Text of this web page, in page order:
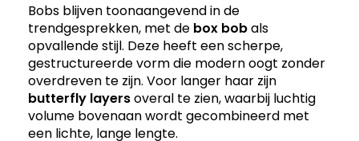
Bobs blijven toonaangevend in de
trendgesprekken, met de box bobals
opvallende stijl. Deze heeft een scherpe,
gestructureerde vorm die modern oogt zonder
overdreven te zijn. Voor langer haar zijn
butterfly layersoveral te zien, waarbij luchtig
volume bovenaan wordt gecombineerd met
een lichte, lange lengte.